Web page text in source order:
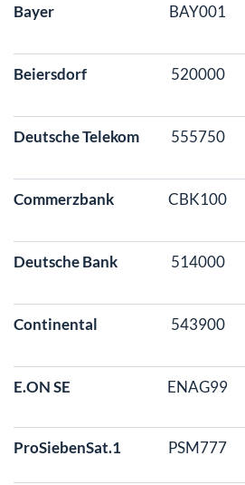
Bayer BAY001
Beiersdorf 520000
Deutsche Telekom 555750
Commerzbank CBK100
Deutsche Bank 514000
Continental 543900
E.ON SE ENAG99
ProSiebenSat.1 PSM777